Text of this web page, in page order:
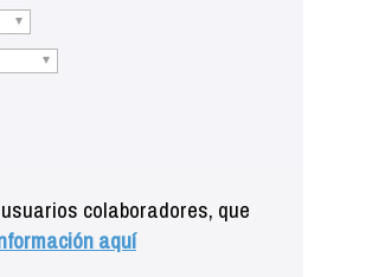
colaboradores, que
aquí